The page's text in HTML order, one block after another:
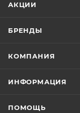
АКЦИИ
БРЕНДЫ
КОМПАНИЯ
ИНФОРМАЦИЯ
ПОМОЩЬ